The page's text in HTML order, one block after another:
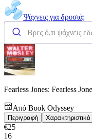
Ψάχνεις για δροσιά;
Fearless Jones: Fearless
Από Book Odyssey
Περιγραφή Χαρακτηριστικά
€25
16